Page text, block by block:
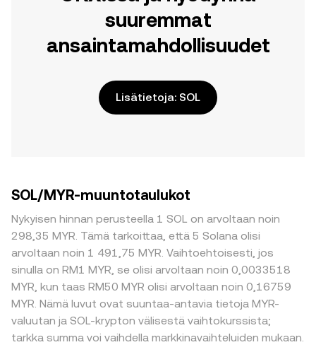
suuremmat
ansaintamahdollisuudet
Lisätietoja: SOL
SOL/MYR-muuntotaulukot
Nykyisen hinnan perusteella 1 SOL on arvoltaan noin
298,35 MYR. Tämä tarkoittaa, että 5 Solana olisi
arvoltaan noin 1 491,75 MYR. Vaihtoehtoisesti, jos
sinulla on RM1 MYR, se olisi arvoltaan noin 0,0033518
MYR, kun taas RM50 MYR olisi arvoltaan noin 0,16759
MYR. Nämä luvut ovat suuntaa-antavia tietoja MYR-
valuutan ja SOL-krypton välisestä vaihtokurssista;
tarkka summa voi vaihdella markkinavaihteluiden mukaan.